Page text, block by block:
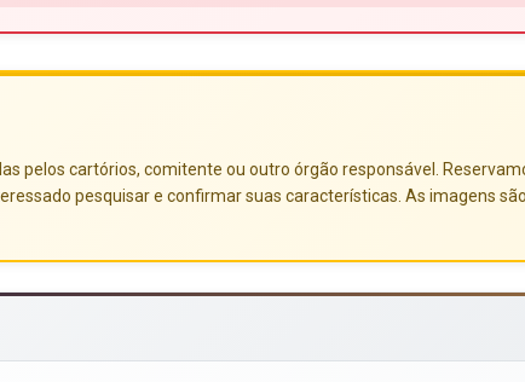
pelos cartórios, comitente ou outro órgão responsável.
pesquisar e confirmar suas características. As imagens